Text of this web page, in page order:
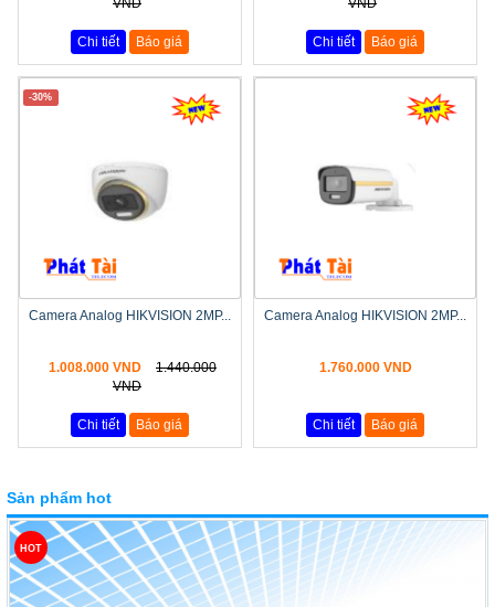
VND
Chi tiết Báo giá
VND
Chi tiết Báo giá
-30%
Camera Analog HIKVISION 2MP...
1.008.000 VND
1.440.000
VND
Chi tiết Báo giá
Camera Analog HIKVISION 2MP...
1.760.000 VND
Chi tiết Báo giá
Sản phẩm hot
HOT